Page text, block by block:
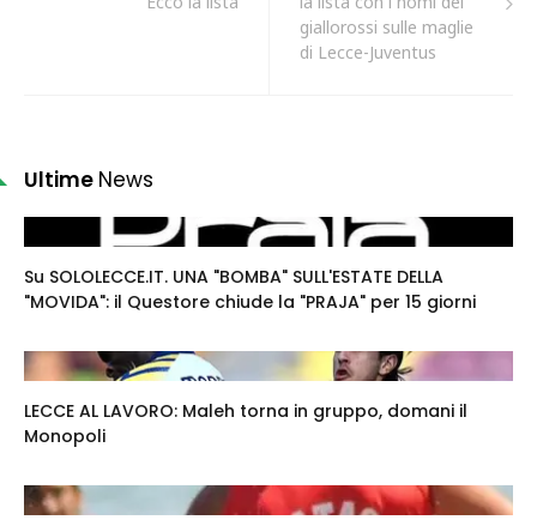
giallorossi sulle maglie
di Lecce-Juventus
Ultime News
Su SOLOLECCE.IT. UNA "BOMBA" SULL'ESTATE DELLA
"MOVIDA": il Questore chiude la "PRAJA" per 15 giorni
LECCE AL LAVORO: Maleh torna in gruppo, domani il
Monopoli